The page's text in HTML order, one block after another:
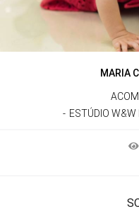
MARIA
ESTÚDIO